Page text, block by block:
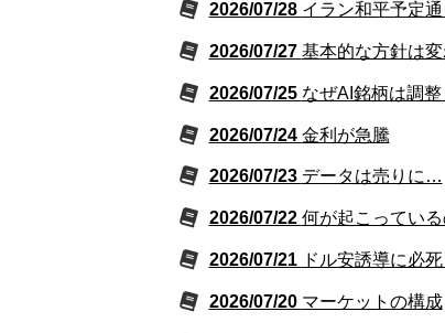
2026/07/28 イラン和平予定
2026/07/27 基本的な方針は
2026/07/25 なぜAI銘柄は調
2026/07/24 金利が急騰
2026/07/23 データは売りに…
2026/07/22 何が起こってい
2026/07/21 ドル安誘導に必死
2026/07/20 マーケットの構成